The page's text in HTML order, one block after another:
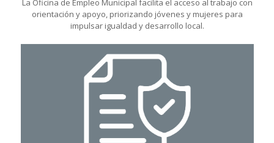
orientación y apoyo, priorizando jóvenes y mujeres para
impulsar igualdad y desarrollo local.